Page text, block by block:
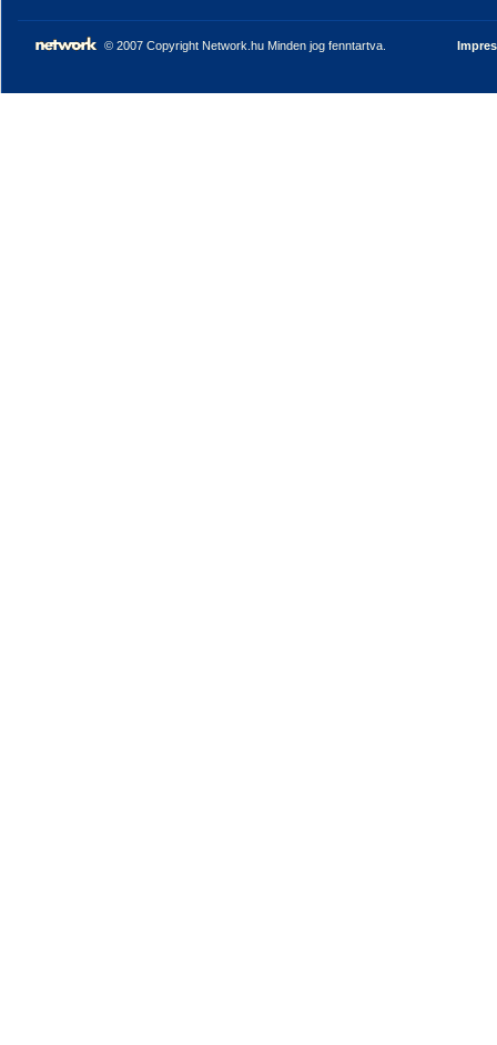
© 2007 Copyright Network.hu Minden jog fenntartva.